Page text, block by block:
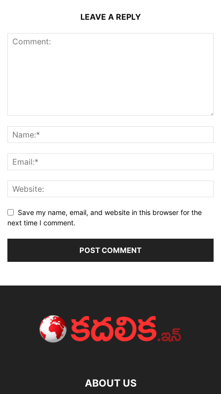
LEAVE A REPLY
Save my name, email, and website in this browser for the
next time I comment.
ABOUT US